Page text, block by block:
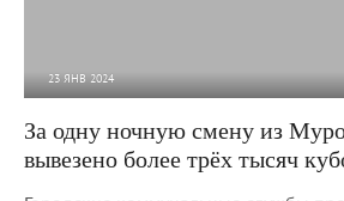
23 ЯНВ 2024
За одну ночную смену из
вывезено более трёх тысяч